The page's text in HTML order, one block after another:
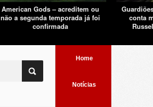
American Gods – acreditem ou
não a segunda temporada já foi
confirmada
conta
Home
Notícias